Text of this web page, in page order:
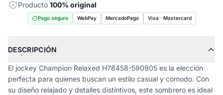
Producto 100% original
Pago seguro WebPay MercadoPago Visa · Mastercard
DESCRIPCIÓN
El jockey Champion Relaxed H78458-590905 es la elección
perfecta para quienes buscan un estilo casual y cómodo. Con
su diseño relajado y detalles distintivos, este sombrero es ideal